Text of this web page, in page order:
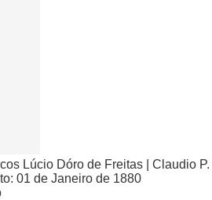
Lúcio Dóro de Freitas | Claudio P.
01 de Janeiro de 1880